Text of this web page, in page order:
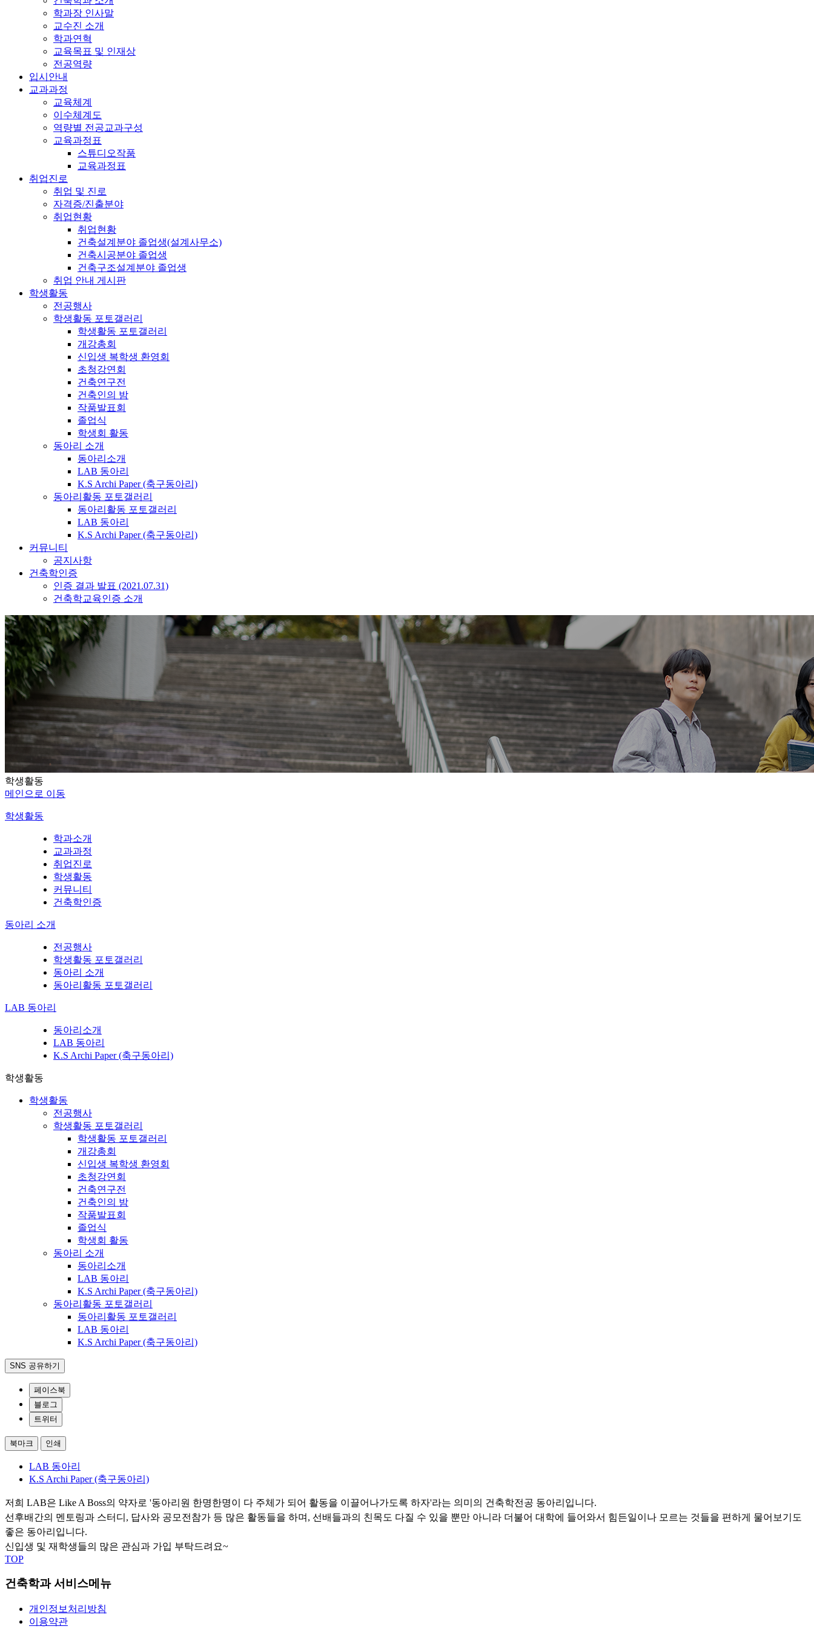
학과장 인사말
교수진 소개
학과연혁
교육목표 및 인재상
전공역량
입시안내
교과과정
교육체계
이수체계도
역량별 전공교과구성
교육과정표
스튜디오작품
교육과정표
취업진로
취업 및 진로
자격증/진출분야
취업현황
취업현황
건축설계분야 졸업생(설계사무소)
건축시공분야 졸업생
건축구조설계분야 졸업생
취업 안내 게시판
학생활동
전공행사
학생활동 포토갤러리
학생활동 포토갤러리
개강총회
신입생 복학생 환영회
초청강연회
건축연구전
건축인의 밤
작품발표회
졸업식
학생회 활동
동아리 소개
동아리소개
LAB 동아리
K.S Archi Paper (축구동아리)
동아리활동 포토갤러리
동아리활동 포토갤러리
LAB 동아리
K.S Archi Paper (축구동아리)
커뮤니티
공지사항
건축학인증
인증 결과 발표 (2021.07.31)
건축학교육인증 소개
학생활동
메인으로 이동
학생활동
학과소개
교과과정
취업진로
학생활동
커뮤니티
건축학인증
동아리 소개
전공행사
학생활동 포토갤러리
동아리 소개
동아리활동 포토갤러리
LAB 동아리
동아리소개
LAB 동아리
K.S Archi Paper (축구동아리)
학생활동
학생활동
전공행사
학생활동 포토갤러리
학생활동 포토갤러리
개강총회
신입생 복학생 환영회
초청강연회
건축연구전
건축인의 밤
작품발표회
졸업식
학생회 활동
동아리 소개
동아리소개
LAB 동아리
K.S Archi Paper (축구동아리)
동아리활동 포토갤러리
동아리활동 포토갤러리
LAB 동아리
K.S Archi Paper (축구동아리)
SNS 공유하기
페이스북
블로그
트위터
북마크 인쇄
LAB 동아리
K.S Archi Paper (축구동아리)
저희 LAB은 Like A Boss의 약자로 '동아리원 한명한명이 다 주체가 되어 활동을 이끌어나가도록 하자'라는 의미의 건축학전공 동아리입니다.
선후배간의 멘토링과 스터디, 답사와 공모전참가 등 많은 활동들을 하며, 선배들과의 친목도 다질 수 있을 뿐만 아니라 더불어 대학에 들어와서 힘든일이나 모르는 것들을 편하게 물어보기도
좋은 동아리입니다.
신입생 및 재학생들의 많은 관심과 가입 부탁드려요~
TOP
건축학과 서비스메뉴
개인정보처리방침
이용약관